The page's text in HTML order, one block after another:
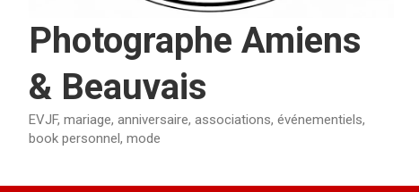
Photographe Amiens
& Beauvais
EVJF, mariage, anniversaire, associations, événementiels,
book personnel, mode